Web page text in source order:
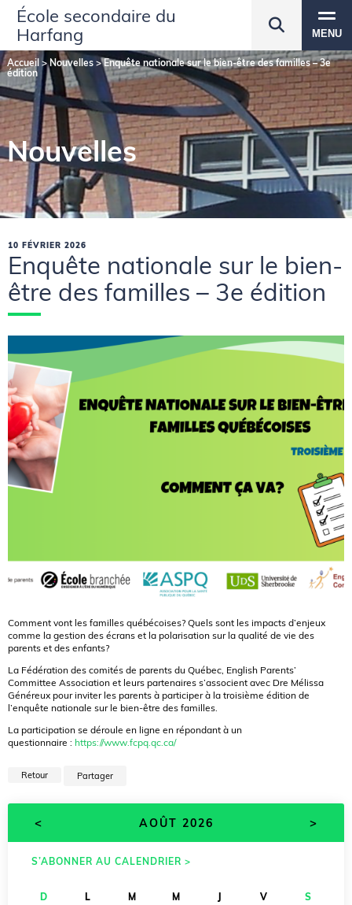
École secondaire du
Harfang
MENU
Accueil>Nouvelles>Enquête nationale sur le bien-être des familles – 3e
édition
Nouvelles
10 FÉVRIER 2026
Enquête nationale sur le bien-
être des familles – 3e édition
Comment vont les familles québécoises? Quels sont les impacts d’enjeux
comme la gestion des écrans et la polarisation sur la qualité de vie des
parents et des enfants?
La Fédération des comités de parents du Québec, English Parents’
Committee Association et leurs partenaires s’associent avec Dre Mélissa
Généreux pour inviter les parents à participer à la troisième édition de
l’enquête nationale sur le bien-être des familles.
La participation se déroule en ligne en répondant à un
questionnaire : https://www.fcpq.qc.ca/
Retour Partager
< AOÛT 2026 >
S’ABONNER AU CALENDRIER >
D L M M V S